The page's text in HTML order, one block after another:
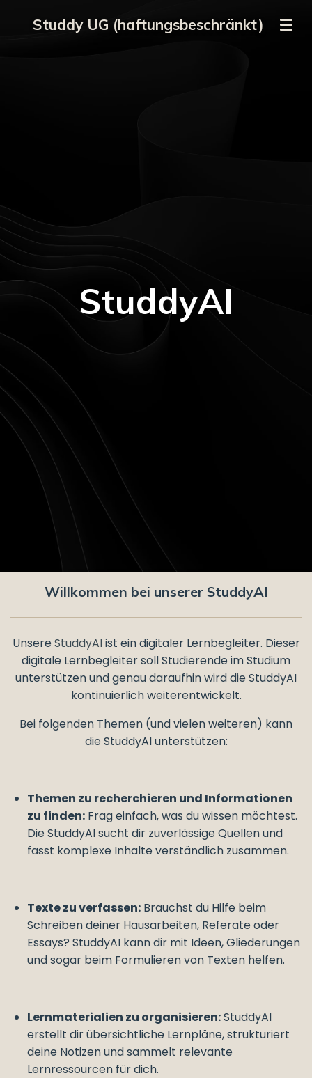
Hauptinhalt
Studdy UG (haftungsbeschränkt)
StuddyAI
Willkommen bei unserer StuddyAI
Unsere StuddyAIist ein digitaler Lernbegleiter. Dieser
digitale Lernbegleiter soll Studierende im Studium
unterstützen und genau daraufhin wird die StuddyAI
kontinuierlich weiterentwickelt.
Bei folgenden Themen (und vielen weiteren) kann
die StuddyAI unterstützen:
Themen zu recherchieren und Informationen
zu finden: Frag einfach, was du wissen möchtest.
Die StuddyAI sucht dir zuverlässige Quellen und
fasst komplexe Inhalte verständlich zusammen.
Texte zu verfassen: Brauchst du Hilfe beim
Schreiben deiner Hausarbeiten, Referate oder
Essays? StuddyAI kann dir mit Ideen, Gliederungen
und sogar beim Formulieren von Texten helfen.
Lernmaterialien zu organisieren:StuddyAI
erstellt dir übersichtliche Lernpläne, strukturiert
deine Notizen und sammelt relevante
Lernressourcen für dich.